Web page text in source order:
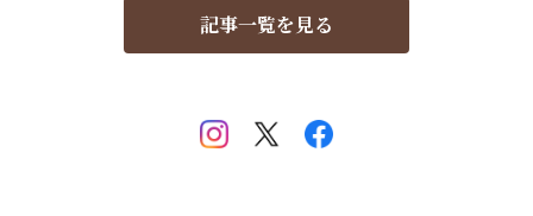
記事一覧を見る